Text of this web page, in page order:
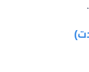
.